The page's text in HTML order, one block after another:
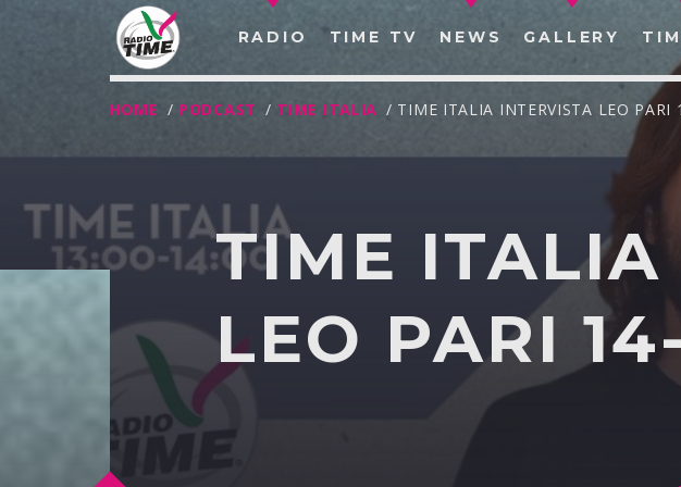
RADIO TIME TV NEWS GALLERY
CERCA
HOME / PODCAST / TIME ITALIA / TIME ITALIA INTERVISTA LEO PARI
TIME ITALIA
LEO PARI